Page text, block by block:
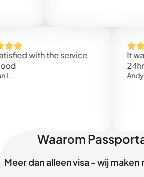
with the service
It was
Waarom
Meer dan alleen visa - wij